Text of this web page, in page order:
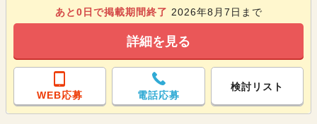
あと0日で掲載期間終了 2026年8月7日まで
詳細を見る
WEB応募 電話応募
検討リスト